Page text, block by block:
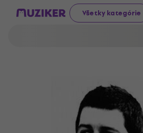
Všetky kategórie